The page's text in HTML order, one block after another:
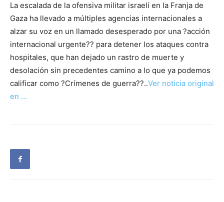
La escalada de la ofensiva militar israelí en la Franja de
Gaza ha llevado a múltiples agencias internacionales a
alzar su voz en un llamado desesperado por una ?acción
internacional urgente?? para detener los ataques contra
hospitales, que han dejado un rastro de muerte y
desolación sin precedentes camino a lo que ya podemos
calificar como ?Crímenes de guerra??..Ver noticia original
en …